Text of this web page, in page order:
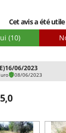
Cet avis a été utile
(10)
16/06/2023
08/06/2023
5,0